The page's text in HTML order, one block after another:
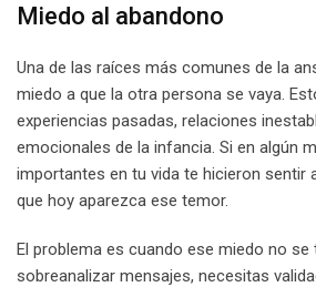
Miedo al abandono
Una de las raíces más comunes de la
miedo a que la otra persona se vaya.
experiencias pasadas, relaciones
emocionales de la infancia. Si en algún
importantes en tu vida te hicieron sentir
que hoy aparezca ese temor.
El problema es cuando ese miedo no se
sobreanalizar mensajes, necesitas